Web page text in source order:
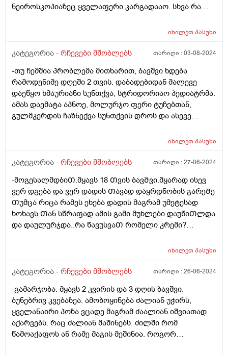
ნეიროსკოპიაზეც ყველაფერი კარგადააო. სხვა რა
იხილეთპასუხი
კატეგორია - რჩევები მშობლებს თარიღი :03-08-2024
-თუ ჩემშია პრობლემა მითხარით, ბავშვი ხდება
რამოდენიმე დღეში 2 თვის. დაბადებიდან მალევე
დაეწყო ხმაურიანი სუნთქვა, სტრიდორიაო პედიატრმა.
ამას დაემატა აპნოე, მოლურჯო ფერი ტუჩებთან,
გულმკერდის ჩაზნექვა სუნთქვის დროს და ასევე
სიცილკისკისით გამომიშვა, ეს არაფერია, გაუვლის,
კარგად მიეწოდება ტვინს, ახლა გულის ექოსკოპიაზე
გუგლში ვკითხულობ რომ ბავშვი გადაუდებელ
დახმარებას საჭიროებს თუ სუნთქვის დროს
გულმკერდი ეზნიქება ასევე ყელთან და თუ აქვს
აპნოეო და რაღა ვქნა არ ვიცი, ისევ მივიყვანო ვინმე
სხვასთან? ანუ თითქოს როგორც კი გაიგებენ
სტრიდორი ხომ ნიშნავს იმას რომ ბავშვს ან
დიდ ძალას ატანს სუნთქვის დროს. როგორ მოვიქცე?
იხილეთპასუხი
კატეგორია - რჩევები მშობლებს თარიღი :27-06-2024
-მოგესალმდბიᲗ.მყავს 18 Თვის ბავᲨვი.მყარად ისევ
ვერ დგება და ვერ დადის Თავად დაყრდნობის გარეᲨე
Თუმცა რიცა რამეს ეხება დადის მაგრამ უმეტესად
ხოხავს Თან სწრაფად.ამის გამი მუხლები დაუწიᲗლდა
და დაულურჯდა..რა წავუსვაᲗ რომელი კრემი?
იხილეთპასუხი
კატეგორია - რჩევები მშობლებს თარიღი :26-06-2024
-გამარჯობა. მყავს 2 კვირის და 3 დღის ბავშვი.
ბუნებრივ კვებაზეა. ამობოყინება ძალიან უჭირს,
ყველანაირი პოზა ვცადე მაგრამ ძაალიან იშვიათად
აქარვებს. რაც ძალიან მაშინებს. ძილში რომ
წამოაქაფოს ან რამე მაგის მეშინია. როგორ